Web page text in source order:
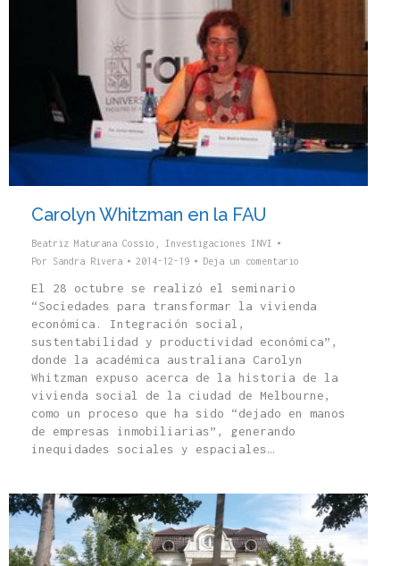
Carolyn Whitzman en la FAU
Beatriz Maturana Cossio
Investigaciones INVI
Por Sandra Rivera 2014-12-19 Deja un comentario
El 28 octubre se realizó el seminario
“Sociedades para transformar la vivienda
económica. Integración social,
sustentabilidad y productividad económica”,
donde la académica australiana Carolyn
Whitzman expuso acerca de la historia de la
vivienda social de la ciudad de Melbourne,
como un proceso que ha sido “dejado en manos
de empresas inmobiliarias”, generando
inequidades sociales y espaciales…